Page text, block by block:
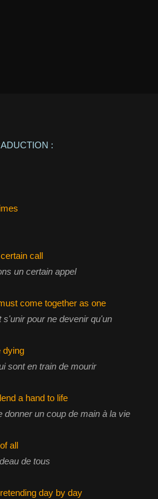
:
call
un certain appel
come together as one
s'unir pour ne devenir qu'un
dying
sont en train de mourir
a hand to life
donner un coup de main à la vie
all
de tous
day by day